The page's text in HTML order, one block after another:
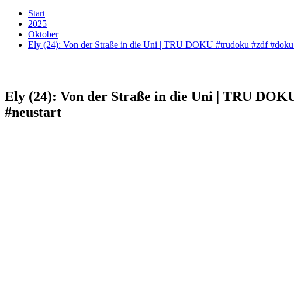
Start
2025
Oktober
Ely (24): Von der Straße in die Uni | TRU DOKU #trudoku #zdf #doku
Ely (24): Von der Straße in die Uni | TRU
#neustart